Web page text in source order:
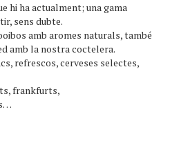
hi ha actualment; una gama
sens dubte.
amb aromes naturals, també
amb la nostra coctelera.
refrescos, cerveses selectes,
frankfurts,